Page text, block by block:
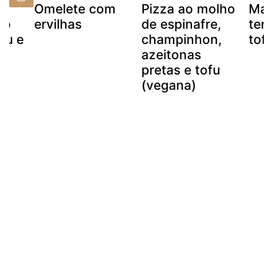
e
Omelete com
ervilhas
Pizza ao molho
de espinafre,
champinhon,
azeitonas
pretas e tofu
(vegana)